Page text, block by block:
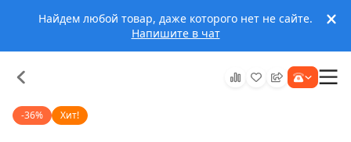
Найдем любой товар, даже которого нет не сайте.
Напишите в чат
-36% Хит!